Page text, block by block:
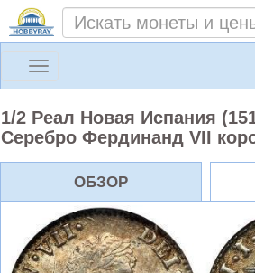
Toggle
1/2 Реал Новая Испания
Серебро Фердинанд VII
ОБЗОР